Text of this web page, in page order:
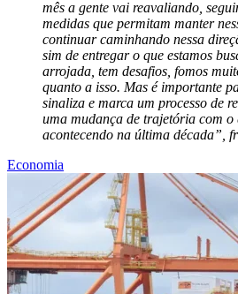
mês a gente vai reavaliando,
medidas que permitam manter
continuar caminhando nessa
sim de entregar o que estamos
arrojada, tem desafios, fomos
quanto a isso. Mas é importante
sinaliza e marca um processo de
uma mudança de trajetória com o
acontecendo na última década”,
Economia